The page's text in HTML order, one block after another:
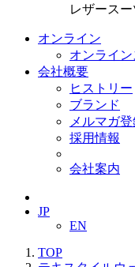
レザース
オンライン
オンライ
会社概要
ヒストリー
ブランド
メルマガ
採用情報
会社案内
JP
EN
TOP